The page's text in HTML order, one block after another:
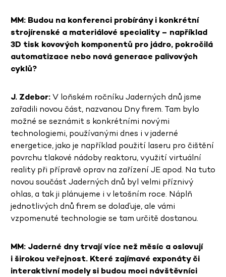
MM: Budou na konferenci probírány i konkrétní
strojírenské a materiálové speciality – například
3D tisk kovových komponentů pro jádro, pokročilá
automatizace nebo nová generace palivových
cyklů?
J. Zdebor:V loňském ročníku Jaderných dnů jsme
zařadili novou část, nazvanou Dny firem. Tam bylo
možné se seznámit s konkrétními novými
technologiemi, používanými dnes i v jaderné
energetice, jako je například použití laseru pro čištění
povrchu tlakové nádoby reaktoru, využití virtuální
reality při přípravě oprav na zařízení JE apod. Na tuto
novou součást Jaderných dnů byl velmi příznivý
ohlas, a tak ji plánujeme i v letošním roce. Náplň
jednotlivých dnů firem se dolaďuje, ale vámi
vzpomenuté technologie se tam určitě dostanou.
MM: Jaderné dny trvají více než měsíc a oslovují
i širokou veřejnost. Které zajímavé exponáty či
interaktivní modely si budou moci návštěvníci